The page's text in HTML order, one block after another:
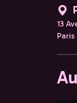
13
Paris